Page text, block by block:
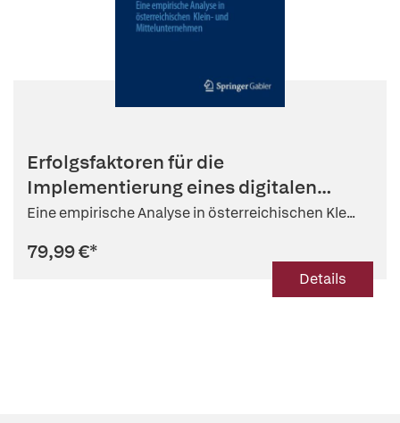
Erfolgsfaktoren für die
Implementierung eines digitalen
betrieblich...
Eine empirische Analyse in österreichischen Kle...
79,99 €*
Details